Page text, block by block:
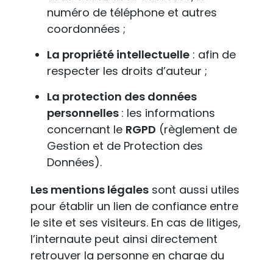
numéro de téléphone et autres
coordonnées ;
La propriété intellectuelle : afin de
respecter les droits d’auteur ;
La protection des données
personnelles : les informations
concernant le RGPD (règlement de
Gestion et de Protection des
Données).
Les mentions légales sont aussi utiles
pour établir un lien de confiance entre
le site et ses visiteurs. En cas de litiges,
l’internaute peut ainsi directement
retrouver la personne en charge du